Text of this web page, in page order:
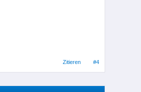
Zitieren #4